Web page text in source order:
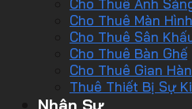
Cho Thuê Màn
Cho Thuê Sân
Cho Thuê Bàn Ghế
Cho Thuê Gian
Thuê Thiết Bị Sự
Nhân Sự